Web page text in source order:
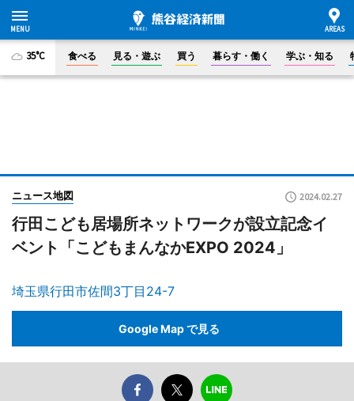
35°C 食べる 見る・遊ぶ 買う 暮らす・働く 学ぶ・知る
ニュース地図 2024.02.27
行田こども居場所ネットワークが設立記念イ
ベント「こどもまんなかEXPO 2024」
埼玉県行田市佐間3丁目24-7
Google Map で見る